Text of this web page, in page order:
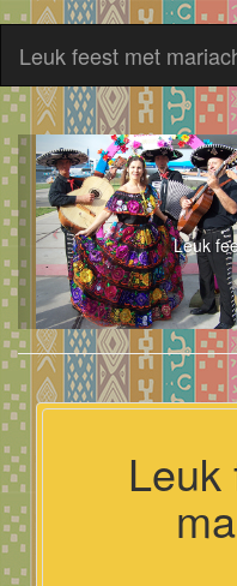
Leuk feest met
Leuk
Leuk